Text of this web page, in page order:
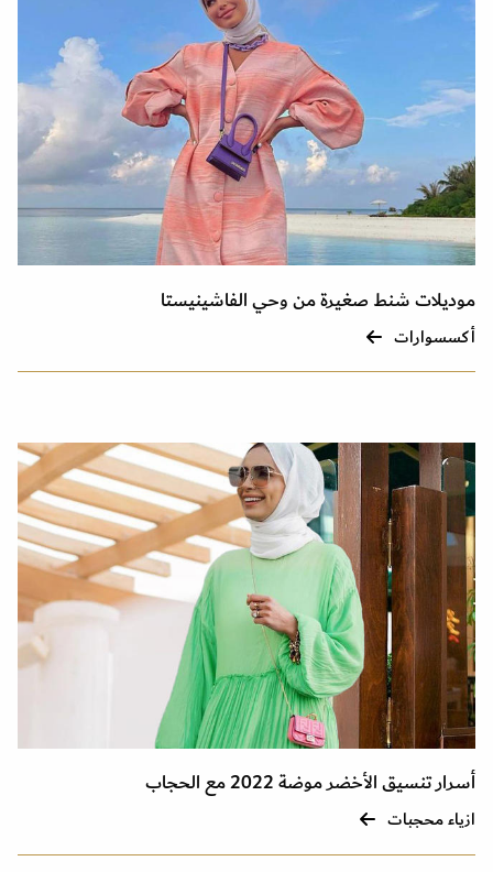
موديلات شنط صغيرة من وحي الفاشينيستا
أكسسوارات
أسرار تنسيق الأخضر موضة 2022 مع الحجاب
ازياء محجبات